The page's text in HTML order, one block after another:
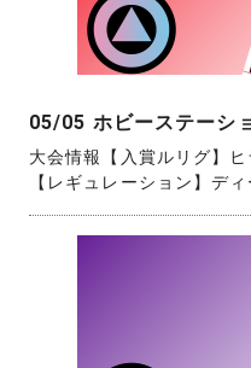
05/05 ホビーステーシ
大会情報【入賞ルリグ】
【レギュレーション】デ